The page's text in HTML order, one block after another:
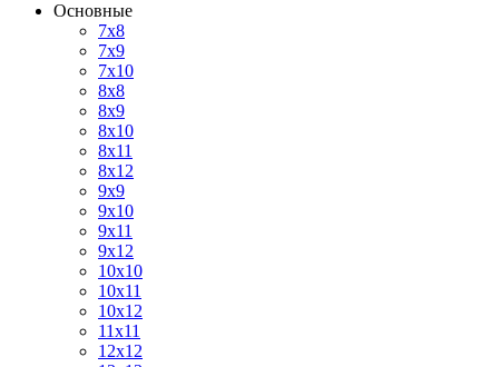
Основные
7х8
7х9
7х10
8х8
8х9
8х10
8х11
8х12
9х9
9х10
9х11
9х12
10х10
10х11
10х12
11х11
12х12